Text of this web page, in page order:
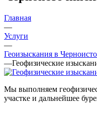
Главная
—
Услуги
—
Геоизыскания в
—Геофизические
Мы выполняем
участке и дальнейшее